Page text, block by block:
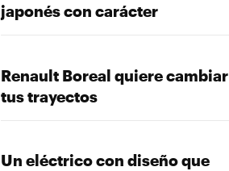
japonés con carácter
Renault Boreal quiere cambiar
tus trayectos
Un eléctrico con diseño que